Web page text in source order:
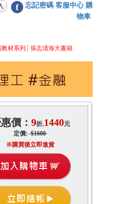
f 忘記密碼 客服中心 購
物車
材系列 張志清海大書籍
價： 9折,1440元
定價:$1600
※購買後立即進貨